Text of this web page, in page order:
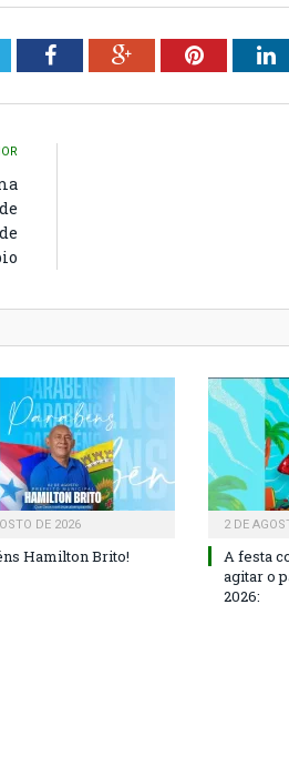
FacebookGoogle+Pinterest
DE 2026
Hamilton Brito!
2 DE
A festa
agitar o
2026: